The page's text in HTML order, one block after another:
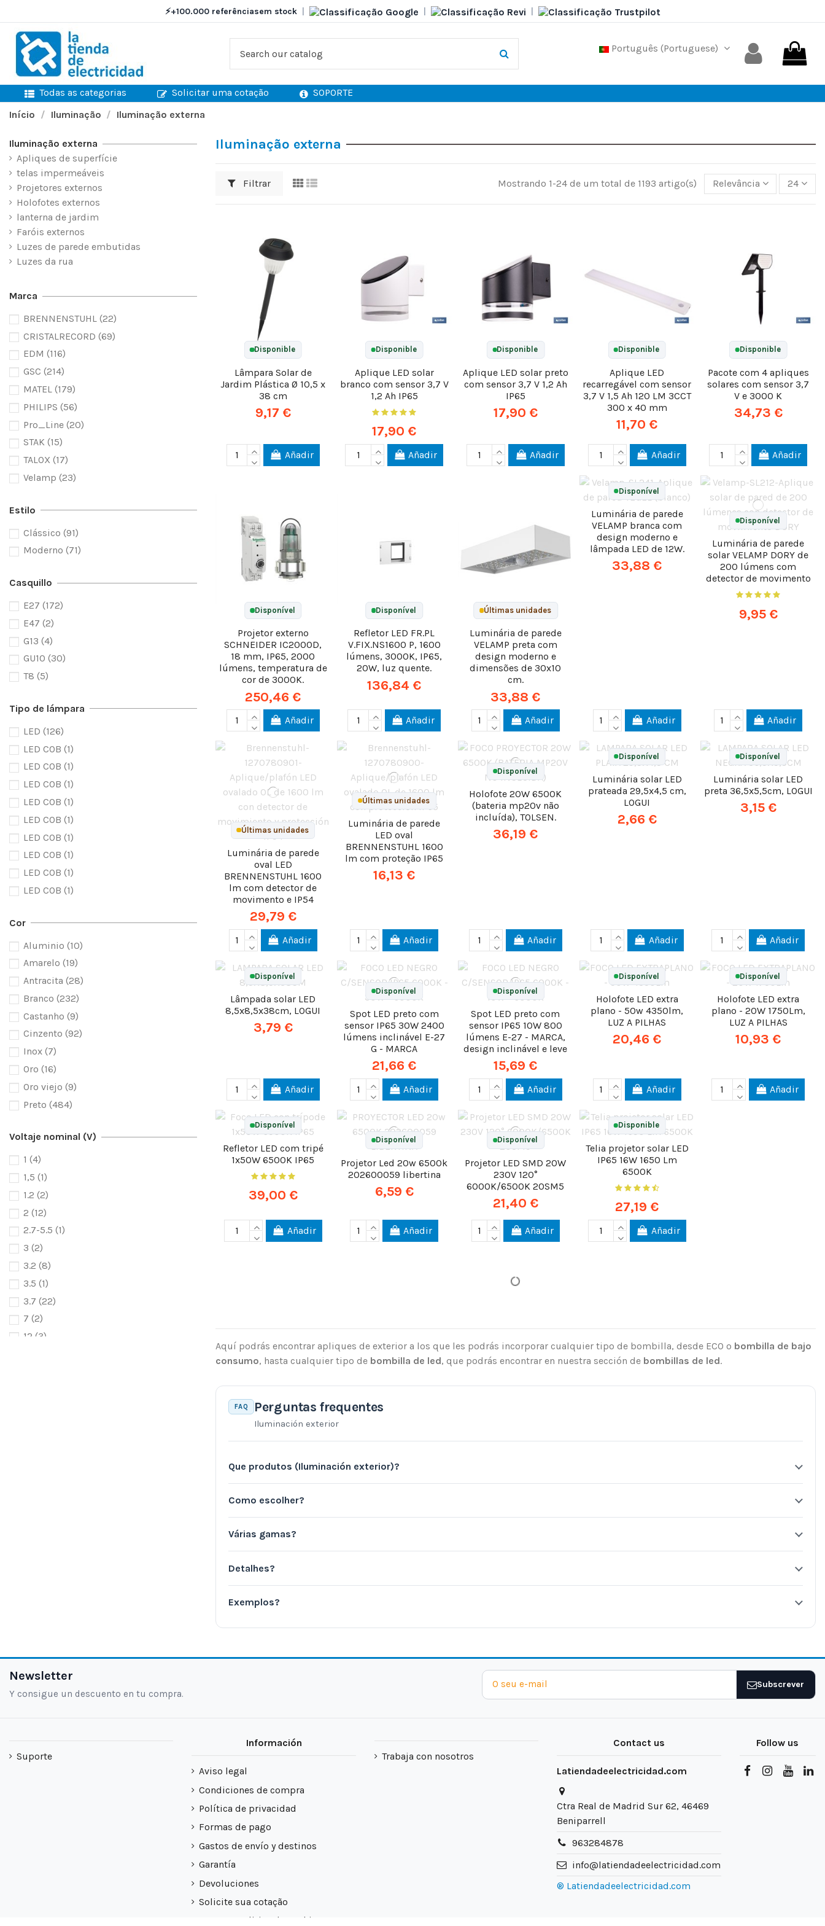
⚡+100.000 referênciasem stock
Português (Portuguese)
Todas as categorias Solicitar uma cotação
SOPORTE
Início
Iluminação Iluminação externa
Iluminação externa
Filtrar Mostrando 1-24 de um total de 1193 artigo(s) Relevância 24
Disponible
Lâmpara Solar de
Jardim Plástica Ø 10,5 x
38 cm
9,17 €
Añadir
Disponible
Aplique LED solar
branco com sensor 3,7 V
1,2 Ah IP65
17,90 €
Añadir
Disponible
Aplique LED solar preto
com sensor 3,7 V 1,2 Ah
IP65
17,90 €
Añadir
Disponible
Aplique LED
recarregável com sensor
3,7 V 1,5 Ah 120 LM 3CCT
300 x 40 mm
11,70 €
Añadir
Disponible
Pacote com 4 apliques
solares com sensor 3,7
V e 3000 K
34,73 €
Añadir
Disponível
Projetor externo
SCHNEIDER IC2000D,
18 mm, IP65, 2000
lúmens, temperatura de
cor de 3000K.
250,46 €
Añadir
Disponível
Refletor LED FR.PL
V.FIX.NS1600 P, 1600
lúmens, 3000K, IP65,
20W, luz quente.
136,84 €
Añadir
Últimas unidades
Luminária de parede
VELAMP preta com
design moderno e
dimensões de 30x10
cm.
33,88 €
Añadir
Disponível
Luminária de parede
VELAMP branca com
design moderno e
lâmpada LED de 12W.
33,88 €
Añadir
Disponível
Luminária de parede
solar VELAMP DORY de
200 lúmens com
detector de movimento
9,95 €
Añadir
Últimas unidades
Luminária de parede
oval LED
BRENNENSTUHL 1600
lm com detector de
movimento e IP54
29,79 €
Añadir
Últimas unidades
Luminária de parede
LED oval
BRENNENSTUHL 1600
lm com proteção IP65
16,13 €
Añadir
Disponível
Holofote 20W 6500K
(bateria mp20v não
incluída), TOLSEN.
36,19 €
Añadir
Disponível
Luminária solar LED
prateada 29,5x4,5 cm,
LOGUI
2,66 €
Añadir
Disponível
Luminária solar LED
preta 36,5x5,5cm, LOGUI
3,15 €
Añadir
Disponível
Lâmpada solar LED
8,5x8,5x38cm, LOGUI
3,79 €
Añadir
Disponível
Spot LED preto com
sensor IP65 30W 2400
lúmens inclinável E-27
G - MARCA
21,66 €
Añadir
Disponível
Spot LED preto com
sensor IP65 10W 800
lúmens E-27 - MARCA,
design inclinável e leve
15,69 €
Añadir
Disponível
Holofote LED extra
plano - 50w 4350lm,
LUZ A PILHAS
20,46 €
Añadir
Disponível
Holofote LED extra
plano - 20W 1750Lm,
LUZ A PILHAS
10,93 €
Añadir
Disponível
Refletor LED com tripé
1x50W 6500K IP65
39,00 €
Añadir
Disponível
Projetor Led 20w 6500k
202600059 libertina
6,59 €
Añadir
Disponível
Projetor LED SMD 20W
230V 120°
6000K/6500K 20SM5
21,40 €
Añadir
Disponible
Telia projetor solar LED
IP65 16W 1650 Lm
6500K
27,19 €
Añadir
Aquí podrás encontrar apliques de exterior a los que les podrás incorporar cualquier tipo de bombilla, desde ECO o bombilla de bajo
consumo, hasta cualquier tipo de bombilla de led, que podrás encontrar en nuestra sección de bombillas de led.
FAQ Perguntas frequentes
Iluminación exterior
Que produtos (Iluminación exterior)?
Como escolher?
Várias gamas?
Detalhes?
Exemplos?
Iluminação externa
Apliques de superfície
telas impermeáveis
Projetores externos
Holofotes externos
lanterna de jardim
Faróis externos
Luzes de parede embutidas
Luzes da rua
Marca
BRENNENSTUHL (22)
CRISTALRECORD (69)
EDM (116)
GSC (214)
MATEL (179)
PHILIPS (56)
Pro_Line (20)
STAK (15)
TALOX (17)
Velamp (23)
Estilo
Clássico (91)
Moderno (71)
Casquillo
E27 (172)
E47 (2)
G13 (4)
GU10 (30)
T8 (5)
Tipo de lámpara
LED (126)
LED COB (1)
LED COB (1)
LED COB (1)
LED COB (1)
LED COB (1)
LED COB (1)
LED COB (1)
LED COB (1)
LED COB (1)
Cor
Aluminio (10)
Amarelo (19)
Antracita (28)
Branco (232)
Castanho (9)
Cinzento (92)
Inox (7)
Oro (16)
Oro viejo (9)
Preto (484)
Voltaje nominal (V)
1 (4)
1,5 (1)
1.2 (2)
2 (12)
2.7-5.5 (1)
3 (2)
3.2 (8)
3.5 (1)
3.7 (22)
7 (2)
12 (3)
Newsletter
Y consigue un descuento en tu compra.
Subscrever
Suporte
Información
Aviso legal
Condiciones de compra
Política de privacidad
Formas de pago
Gastos de envío y destinos
Garantía
Devoluciones
Solicite sua cotação
Nuestra politica de cookies
Trabaja con nosotros
Contact us
Latiendadeelectricidad.com
Ctra Real de Madrid Sur 62, 46469
Beniparrell
963284878
info@latiendadeelectricidad.com
® Latiendadeelectricidad.com
Follow us